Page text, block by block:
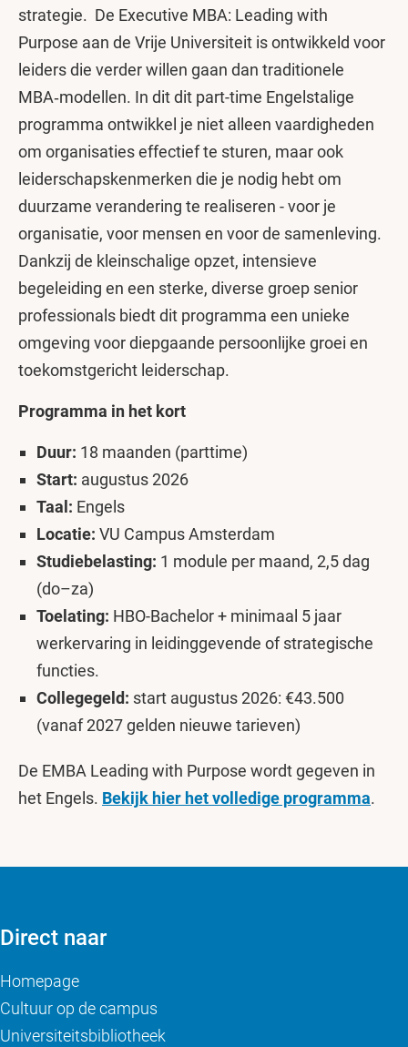
strategie. De Executive MBA: Leading with
Purpose aan de Vrije Universiteit is ontwikkeld voor
leiders die verder willen gaan dan traditionele
MBA‑modellen. In dit dit part-time Engelstalige
programma ontwikkel je niet alleen vaardigheden
om organisaties effectief te sturen, maar ook
leiderschapskenmerken die je nodig hebt om
duurzame verandering te realiseren - voor je
organisatie, voor mensen en voor de samenleving.
Dankzij de kleinschalige opzet, intensieve
begeleiding en een sterke, diverse groep senior
professionals biedt dit programma een unieke
omgeving voor diepgaande persoonlijke groei en
toekomstgericht leiderschap.
Programma in het kort
Duur: 18 maanden (parttime)
Start: augustus 2026
Taal: Engels
Locatie: VU Campus Amsterdam
Studiebelasting: 1 module per maand, 2,5 dag
(do–za)
Toelating: HBO-Bachelor + minimaal 5 jaar
werkervaring in leidinggevende of strategische
functies.
Collegegeld: start augustus 2026: €43.500
(vanaf 2027 gelden nieuwe tarieven)
De EMBA Leading with Purpose wordt gegeven in
het Engels. Bekijk hier het volledige programma.
Direct naar
Homepage
Cultuur op de campus
Universiteitsbibliotheek